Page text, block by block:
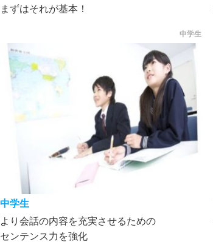
まずはそれが基本！
中学生
中学生
より会話の内容を充実させるための
センテンス力を強化